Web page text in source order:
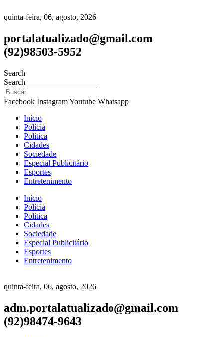
quinta-feira, 06, agosto, 2026
portalatualizado@gmail.com
(92)98503-5952
Search
Search
Facebook InstagramYoutube Whatsapp
Início
Polícia
Política
Cidades
Sociedade
Especial Publicitário
Esportes
Entretenimento
Início
Polícia
Política
Cidades
Sociedade
Especial Publicitário
Esportes
Entretenimento
quinta-feira, 06, agosto, 2026
adm.portalatualizado@gmail.com
(92)98474-9643